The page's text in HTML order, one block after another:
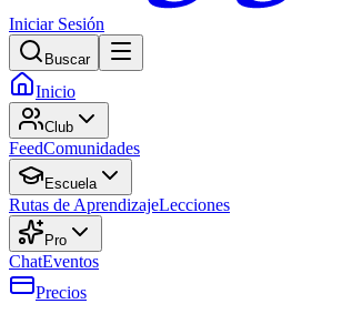
Iniciar Sesión
Buscar
Inicio
Club
FeedComunidades
Escuela
Rutas de AprendizajeLecciones
Pro
ChatEventos
Precios